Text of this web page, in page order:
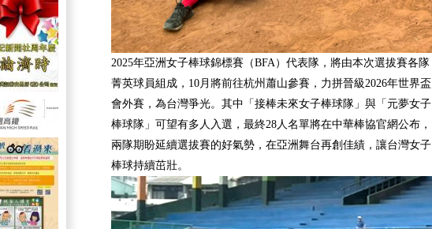
2025年亞洲女子棒球錦標賽（BFA）代表隊，將由本次選拔賽各隊
菁英球員組成，10月將前往杭州蕭山參賽，力拼晉級2026年世界盃
會外賽，為台灣爭光。其中「接棒未來女子棒球隊」與「元夢女子
棒球隊」可望有多人入選，最終28人名單將在中華棒協官網公布，
兩隊期盼延續選拔賽的好氣勢，在亞洲舞台再創佳績，讓台灣女子
棒球持續茁壯。